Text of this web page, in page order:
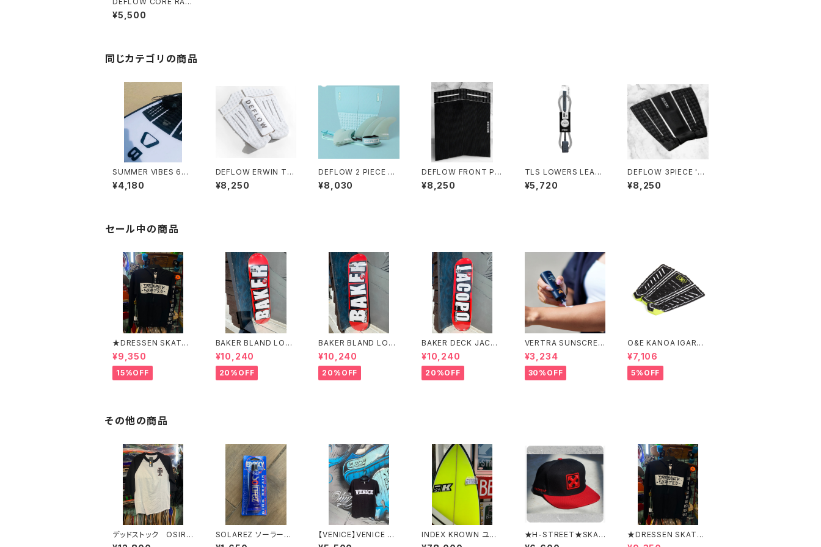
GE - 6ft 6mmCOMP
/ MINT デフローリーシ
¥5,500
同じカテゴリの商品
SUMMER VIBES 6FT
SURFBOARD LEASH
- BLACK
¥4,180
DEFLOW ERWIN TAI
L PAD WHITE/デフロ
ー デッキパッド スペ
¥8,250
DEFLOW 2 PIECE PA
D II - MINT デフロー
デッキパット サーフィ
¥8,030
DEFLOW FRONT PA
D - BLACK/デフロ
ー フロントパット 6
¥8,250
TLS LOWERS LEAS
H 8FT｜直径6mm
¥5,720
DEFLOW 3PIECE 'P
OP' PAD - BLACK/デ
フローデッキパッド サ
¥8,250
セール中の商品
★DRESSEN SKATES
★ERIC DRESSEN BL
ACK ZIP HOOD PAR
KER ドレッセンスケー
ツスケート エリックド
¥9,350
15%OFF
BAKER BLAND LOG
O PURPLE DECK 8.0
ベイカー ブランド
ロゴ パープル デッ
キ 8インチ スケートボ
¥10,240
20%OFF
BAKER BLAND LOG
O PINK DECK 8.0 ベ
イカー ブランド ロ
ゴ デッキ ピンク 8
インチ スケートボード
¥10,240
20%OFF
BAKER DECK JACO
PO CAROZZI BRAN
D LOGO 8.25 ベイカ
ー デッキ ジェイコー
プ ブランド ロゴ ス
¥10,240
20%OFF
VERTRA SUNSCREE
N LOTION WHITE S
PF 44＃
¥3,234
30%OFF
O&E KANOA IGARAS
HI 3 PIECE BLACK/LI
ME｜PRO SERIES
¥7,106
5%OFF
その他の商品
デッドストック OSIRI
S JAY ADAMS
SOLAREZ ソーラーレ
ズ EPOXY DING RE
【VENICE】VENICE O
G LOGO T-Shirts
INDEX KROWN ユー
ズドサーフボード
★H-STREET★SKAT
EBOARDING CAP エ
★DRESSEN SKATES
★ERIC DRESSEN BL